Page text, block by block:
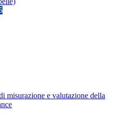
misurazione e valutazione della